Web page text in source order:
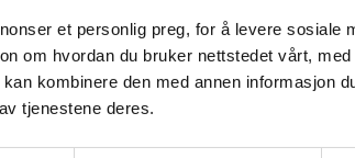
et personlig preg, for å levere sosiale
om hvordan du bruker nettstedet vårt,
kombinere den med annen informasjon
tjenestene deres.